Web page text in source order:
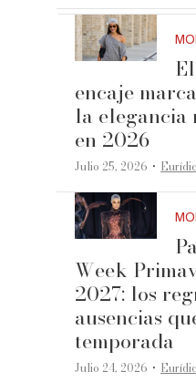
encaje
la elegancia
en 2026
Julio 25, 2026 ·
Week
2027: los
ausencias
temporada
Julio 24, 2026 ·